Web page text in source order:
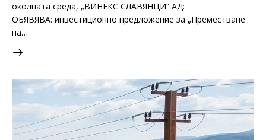
околната среда, „ВИНЕКС СЛАВЯНЦИ“ АД:
ОБЯВЯВА: инвестиционно предложение за „Преместване
на…